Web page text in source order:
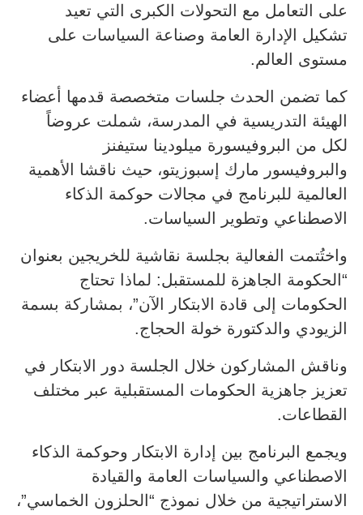
على التعامل مع التحولات الكبرى التي تعيد
تشكيل الإدارة العامة وصناعة السياسات على
مستوى العالم.
كما تضمن الحدث جلسات متخصصة قدمها أعضاء
الهيئة التدريسية في المدرسة، شملت عروضاً
لكل من البروفيسورة ميلودينا ستيفنز
والبروفيسور مارك إسبوزيتو، حيث ناقشا الأهمية
العالمية للبرنامج في مجالات حوكمة الذكاء
الاصطناعي وتطوير السياسات.
واختُتمت الفعالية بجلسة نقاشية للخريجين بعنوان
“الحكومة الجاهزة للمستقبل: لماذا تحتاج
الحكومات إلى قادة الابتكار الآن”، بمشاركة بسمة
الزيودي والدكتورة خولة الحجاج.
وناقش المشاركون خلال الجلسة دور الابتكار في
تعزيز جاهزية الحكومات المستقبلية عبر مختلف
القطاعات.
ويجمع البرنامج بين إدارة الابتكار وحوكمة الذكاء
الاصطناعي والسياسات العامة والقيادة
الاستراتيجية من خلال نموذج “الحلزون الخماسي”،